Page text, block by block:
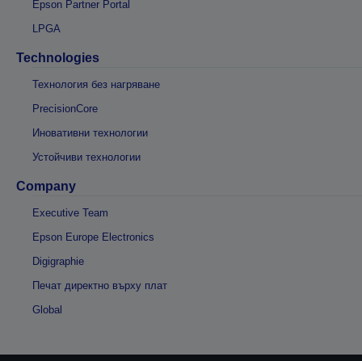
Epson Partner Portal
LPGA
Technologies
Технология без нагряване
PrecisionCore
Иновативни технологии
Устойчиви технологии
Company
Executive Team
Epson Europe Electronics
Digigraphie
Печат директно върху плат
Global